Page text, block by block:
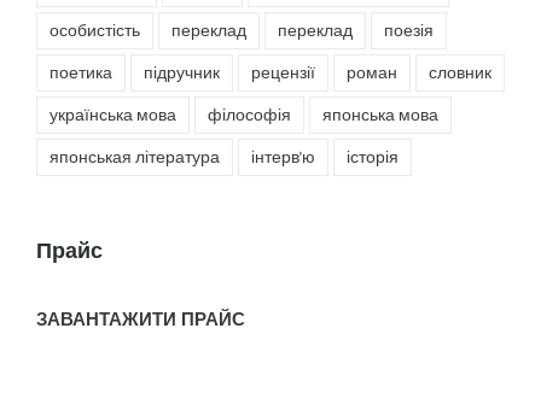
особистість переклад переклад поезія
поетика підручник рецензії роман словник
українська мова філософія японська мова
японськая література інтерв'ю історія
Прайс
ЗАВАНТАЖИТИ ПРАЙС